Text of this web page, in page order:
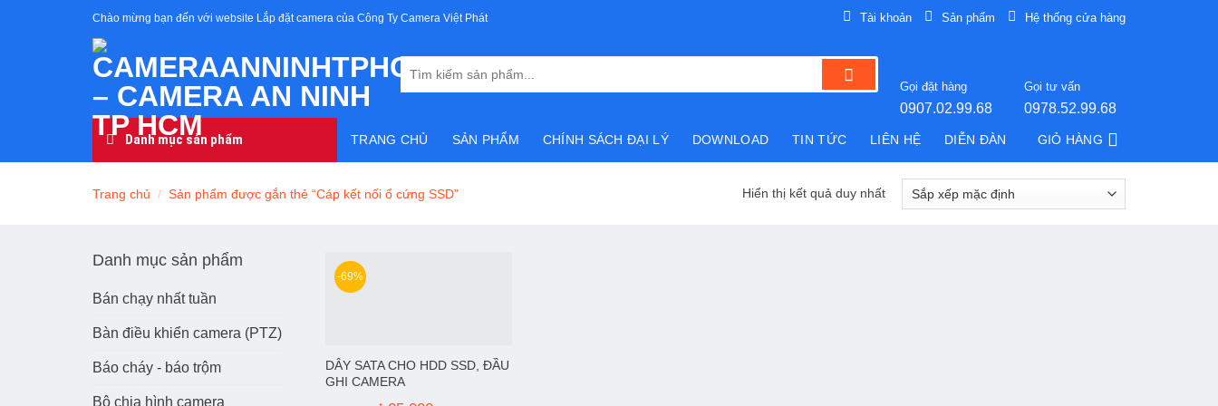
Chào mừng bạn đến với website Lắp đặt camera của Công Ty Camera Việt Phát Tài khoản Sản phẩm Hệ thống cửa hàng
Tìm
Gọi đặt hàng
0907.02.99.68
Gọi tư vấn
0978.52.99.68
Danh mục sản phẩm TRANG CHỦ SẢN PHẨM CHÍNH SÁCH ĐẠI LÝ DOWNLOAD TIN TỨC LIÊN HỆ DIỄN ĐÀN GIỎ HÀNG
Trang chủ / Sản phẩm được gắn thẻ “Cáp kết nối ổ cứng SSD” Hiển thị kết quả duy nhất
Danh mục sản phẩm
Bán chạy nhất tuần
Bàn điều khiển camera (PTZ)
Báo cháy - báo trộm
Bộ chia hình camera
-69%
DÂY SATA CHO HDD SSD, ĐẦU
GHI CAMERA